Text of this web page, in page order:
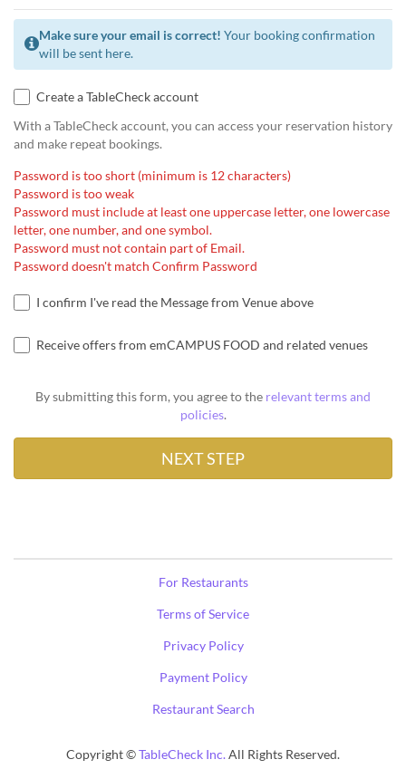
Make sure your email is correct! Your booking confirmation
will be sent here.
Create a TableCheck account
With a TableCheck account, you can access your reservation history
and make repeat bookings.
Password is too short (minimum is 12 characters)
Password is too weak
Password must include at least one uppercase letter, one lowercase
letter, one number, and one symbol.
Password must not contain part of Email.
Password doesn't match Confirm Password
I confirm I've read the Message from Venue above
Receive offers from emCAMPUS FOOD and related venues
By submitting this form, you agree to the relevant terms and
policies.
For Restaurants
Terms of Service
Privacy Policy
Payment Policy
Restaurant Search
Copyright ©TableCheck Inc.All Rights Reserved.